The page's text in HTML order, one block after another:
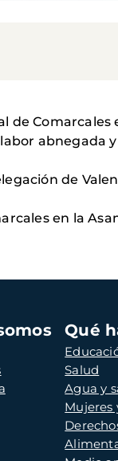
de
abnegada
de
en la
Qué
Salud
Agua y
Mujeres